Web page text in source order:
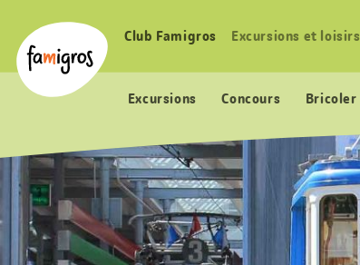
navigation
Logo
Navigation
Club Famigros Excursions et loisirs
Excursions Concours Bricoler